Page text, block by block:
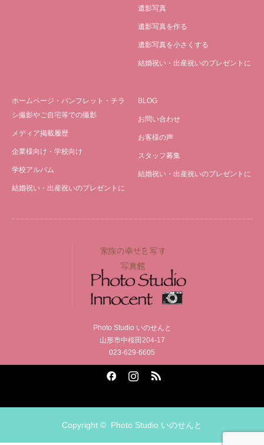
遺影写真
遺影写真を作る
遺影写真を小さくする
結婚祝い・出産祝いのプレゼントに
ホームページ・パンフレット・チラ
シ撮影やご自宅等での撮影
メディア掲載履歴
企業様向け・学校向け
学校アルバム
結婚祝い・出産祝いのプレゼントに
BLOG
お問い合わせ
お客様の声
スタッフ募集
結婚祝い・出産祝いのプレゼントに
Photo Studio いのせんと
山形市中桜田204-17
023-629-6605
Copyright © Photo Studio いのせんと